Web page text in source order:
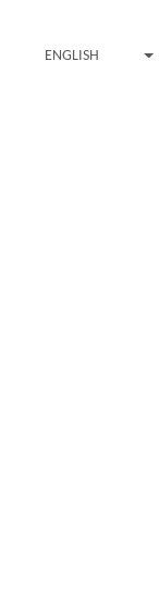
ENGLISH